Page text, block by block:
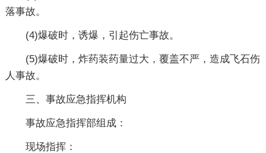
落事故。
(4)爆破时，诱爆，引起伤亡事故。
(5)爆破时，炸药装药量过大，覆盖不严，造成飞石伤
人事故。
三、事故应急指挥机构
事故应急指挥部组成：
现场指挥：